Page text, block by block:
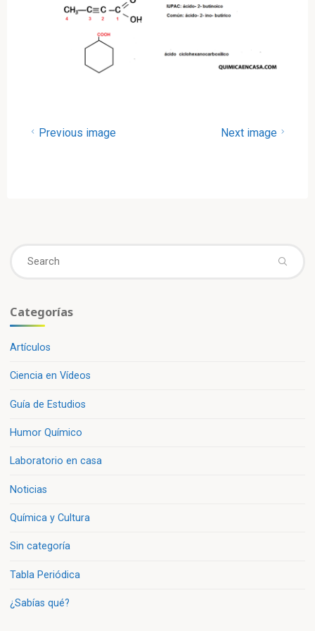
Previous image Next image
Categorías
Artículos
Ciencia en Vídeos
Guía de Estudios
Humor Químico
Laboratorio en casa
Noticias
Química y Cultura
Sin categoría
Tabla Periódica
¿Sabías qué?